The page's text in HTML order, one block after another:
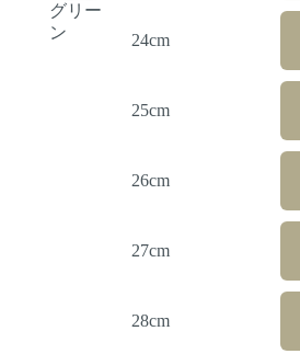
グリー
ン
24cm
25cm
26cm
27cm
28cm